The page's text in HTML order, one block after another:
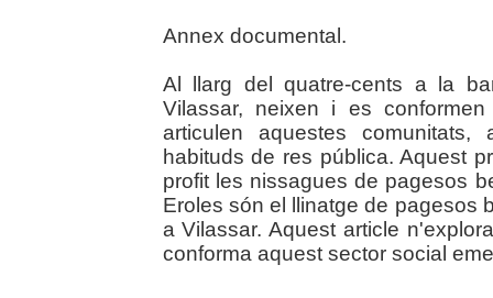
Annex documental.
Al llarg del quatre-cents a la
Vilassar, neixen i es
articulen aquestes
habituds de res pública. Aquest
profit les nissagues de pagesos
Eroles són el llinatge de pagesos
a Vilassar. Aquest article
conforma aquest sector social